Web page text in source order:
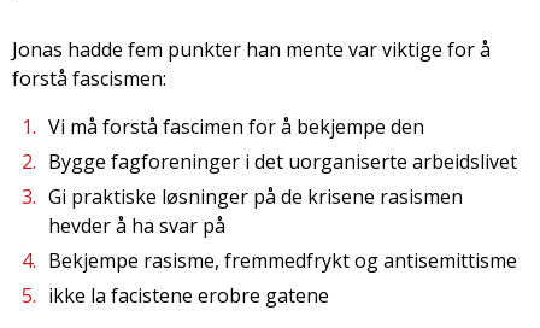
Jonas hadde fem punkter han mente var viktige for å
forstå fascismen:
Vi må forstå fascimen for å bekjempe den
Bygge fagforeninger i det uorganiserte arbeidslivet
Gi praktiske løsninger på de krisene rasismen
hevder å ha svar på
Bekjempe rasisme, fremmedfrykt og antisemittisme
ikke la facistene erobre gatene